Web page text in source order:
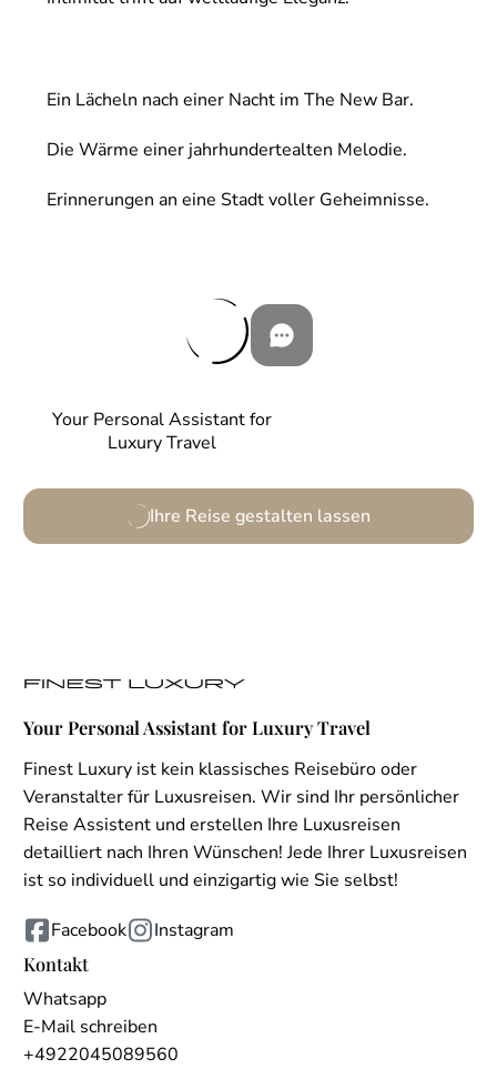
Your Personal Assistant for
Luxury Travel
Ihre Reise gestalten lassen
Ein Lächeln nach einer Nacht im The New Bar.
Die Wärme einer jahrhundertealten Melodie.
Erinnerungen an eine Stadt voller Geheimnisse.
Your Personal Assistant for Luxury Travel
Finest Luxury ist kein klassisches Reisebüro oder
Veranstalter für Luxusreisen. Wir sind Ihr persönlicher
Reise Assistent und erstellen Ihre Luxusreisen
detailliert nach Ihren Wünschen! Jede Ihrer Luxusreisen
ist so individuell und einzigartig wie Sie selbst!
Facebook
Instagram
Kontakt
Whatsapp
E-Mail schreiben
+4922045089560